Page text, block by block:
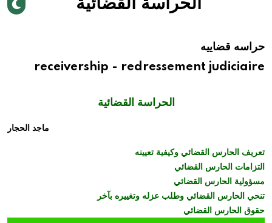
الحراسة القضائية
حراسه قضاييه
receivership - redressement judiciaire
الحراسة القضائية
ماجد الحجار
تعريف الحارس القضائي وكيفية تعيينه
التزامات الحارس القضائي
مسؤولية الحارس القضائي
تنحي الحارس القضائي وطلب عزله وتغييره بآخر
حقوق الحارس القضائي